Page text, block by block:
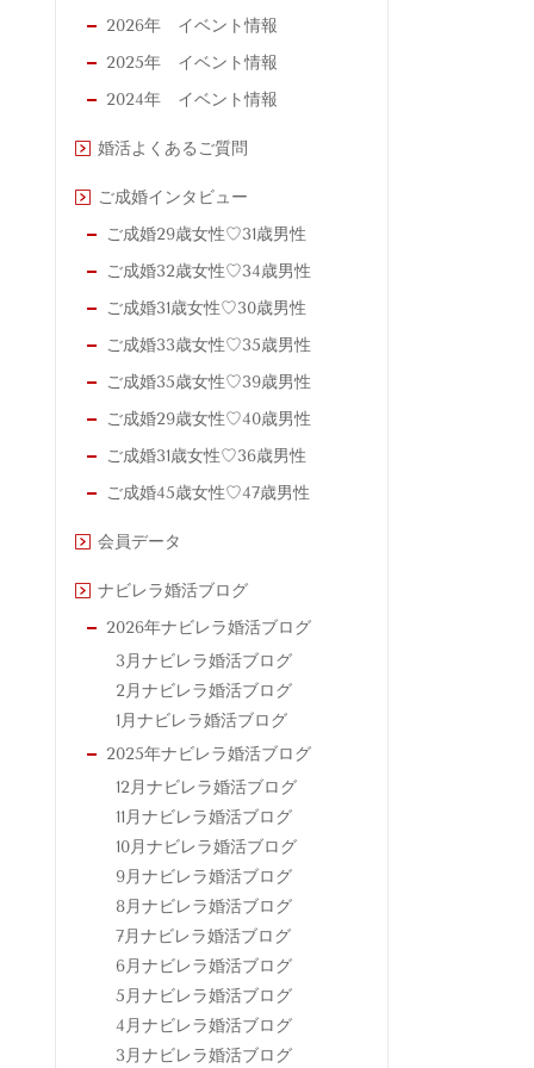
2026年 イベント情報
2025年 イベント情報
2024年 イベント情報
婚活よくあるご質問
ご成婚インタビュー
ご成婚29歳女性♡31歳男性
ご成婚32歳女性♡34歳男性
ご成婚31歳女性♡30歳男性
ご成婚33歳女性♡35歳男性
ご成婚35歳女性♡39歳男性
ご成婚29歳女性♡40歳男性
ご成婚31歳女性♡36歳男性
ご成婚45歳女性♡47歳男性
会員データ
ナビレラ婚活ブログ
2026年ナビレラ婚活ブログ
3月ナビレラ婚活ブログ
2月ナビレラ婚活ブログ
1月ナビレラ婚活ブログ
2025年ナビレラ婚活ブログ
12月ナビレラ婚活ブログ
11月ナビレラ婚活ブログ
10月ナビレラ婚活ブログ
9月ナビレラ婚活ブログ
8月ナビレラ婚活ブログ
7月ナビレラ婚活ブログ
6月ナビレラ婚活ブログ
5月ナビレラ婚活ブログ
4月ナビレラ婚活ブログ
3月ナビレラ婚活ブログ